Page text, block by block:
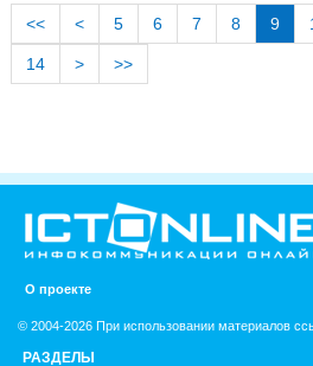
<< < 5 6 7 8 9
14 > >>
О проекте
© 2004-2026 При использовании материалов
РАЗДЕЛЫ